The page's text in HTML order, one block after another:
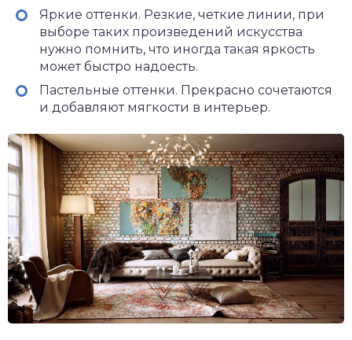
Яркие оттенки. Резкие, четкие линии, при
выборе таких произведений искусства
нужно помнить, что иногда такая яркость
может быстро надоесть.
Пастельные оттенки. Прекрасно сочетаются
и добавляют мягкости в интерьер.